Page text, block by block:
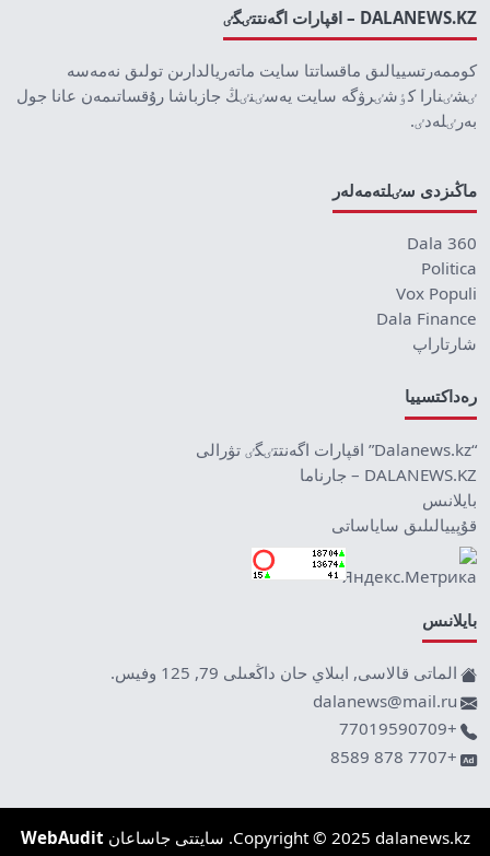
DALANEWS.KZ – اقپارات اگەنتتٸگٸ
كوممەرتسييالىق ماقساتتا سايت ماتەريالدارىن تولىق نەمەسە
ٸشٸنارا كٶشٸرۋگە سايت يەسٸنٸڭ جازباشا رۇقساتىمەن عانا جول
بەرٸلەدٸ.
ماڭىزدى سٸلتەمەلەر
Dala 360
Politica
Vox Populi
Dala Finance
شارتاراپ
رەداكتسييا
“Dalanews.kz” اقپارات اگەنتتٸگٸ تۋرالى
DALANEWS.KZ – جارناما
بايلانىس
قۇپييالىلىق ساياساتى
بايلانىس
الماتى قالاسى, ابىلاي حان داڭعىلى 79, 125 وفيس.
dalanews@mail.ru
+77019590709
+7707 878 8589
Copyright © 2025 dalanews.kz. سايتتى جاساعان WebAudit